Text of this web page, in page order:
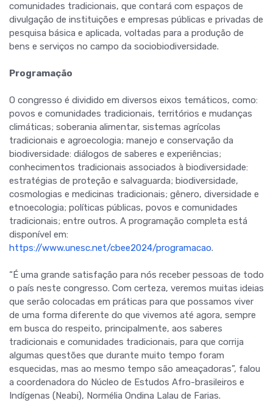
comunidades tradicionais, que contará com espaços de
divulgação de instituições e empresas públicas e privadas de
pesquisa básica e aplicada, voltadas para a produção de
bens e serviços no campo da sociobiodiversidade.
Programação
O congresso é dividido em diversos eixos temáticos, como:
povos e comunidades tradicionais, territórios e mudanças
climáticas; soberania alimentar, sistemas agrícolas
tradicionais e agroecologia; manejo e conservação da
biodiversidade: diálogos de saberes e experiências;
conhecimentos tradicionais associados à biodiversidade:
estratégias de proteção e salvaguarda; biodiversidade,
cosmologias e medicinas tradicionais; gênero, diversidade e
etnoecologia; políticas públicas, povos e comunidades
tradicionais; entre outros. A programação completa está
disponível em:
https://www.unesc.net/cbee2024/programacao.
“É uma grande satisfação para nós receber pessoas de todo
o país neste congresso. Com certeza, veremos muitas ideias
que serão colocadas em práticas para que possamos viver
de uma forma diferente do que vivemos até agora, sempre
em busca do respeito, principalmente, aos saberes
tradicionais e comunidades tradicionais, para que corrija
algumas questões que durante muito tempo foram
esquecidas, mas ao mesmo tempo são ameaçadoras”, falou
a coordenadora do Núcleo de Estudos Afro-brasileiros e
Indígenas (Neabi), Normélia Ondina Lalau de Farias.